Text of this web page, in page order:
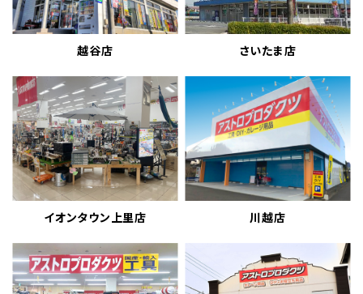
越谷店 さいたま店
イオンタウン上里店 川越店